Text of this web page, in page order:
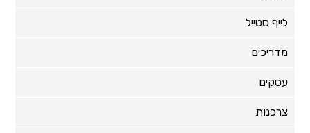
לייף סטייל
מדריכים
עסקים
צרכנות